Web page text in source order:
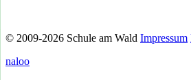
© 2009-2026 Schule am Wald Impressum
naloo